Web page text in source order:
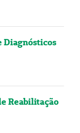
Diagnósticos
Reabilitação